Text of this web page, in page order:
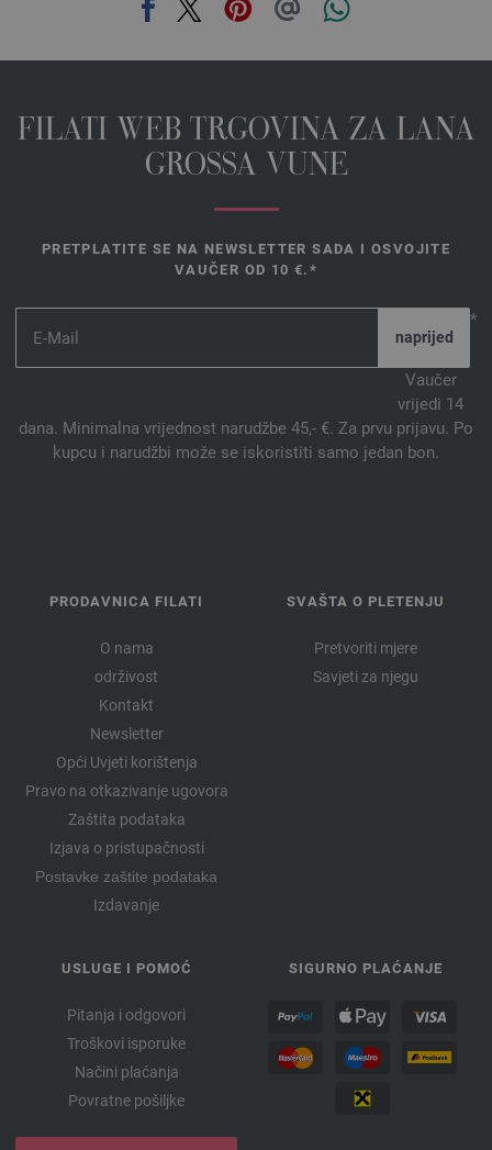
FILATI WEB TRGOVINA ZA LANA
GROSSA VUNE
PRETPLATITE SE NA NEWSLETTER SADA I OSVOJITE
VAUČER OD 10 €.*
*
Vaučer
vrijedi 14
dana. Minimalna vrijednost narudžbe 45,- €. Za prvu prijavu. Po
kupcu i narudžbi može se iskoristiti samo jedan bon.
PRODAVNICA FILATI
O nama
održivost
Kontakt
Newsletter
Opći Uvjeti korištenja
Pravo na otkazivanje ugovora
Zaštita podataka
Izjava o pristupačnosti
Postavke zaštite podataka
Izdavanje
SVAŠTA O PLETENJU
Pretvoriti mjere
Savjeti za njegu
USLUGE I POMOĆ
Pitanja i odgovori
Troškovi isporuke
Načini plaćanja
Povratne pošiljke
SIGURNO PLAĆANJE